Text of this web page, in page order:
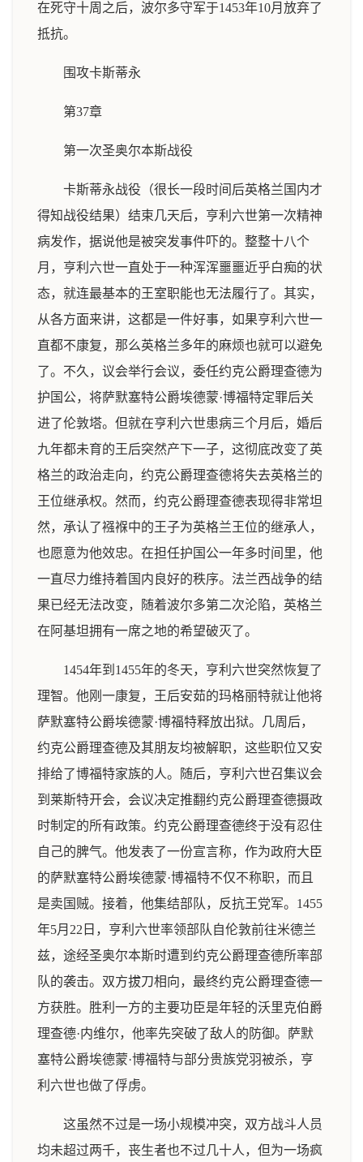
在死守十周之后，波尔多守军于1453年10月放弃了
抵抗。
围攻卡斯蒂永
第37章
第一次圣奥尔本斯战役
卡斯蒂永战役（很长一段时间后英格兰国内才
得知战役结果）结束几天后，亨利六世第一次精神
病发作，据说他是被突发事件吓的。整整十八个
月，亨利六世一直处于一种浑浑噩噩近乎白痴的状
态，就连最基本的王室职能也无法履行了。其实，
从各方面来讲，这都是一件好事，如果亨利六世一
直都不康复，那么英格兰多年的麻烦也就可以避免
了。不久，议会举行会议，委任约克公爵理查德为
护国公，将萨默塞特公爵埃德蒙·博福特定罪后关
进了伦敦塔。但就在亨利六世患病三个月后，婚后
九年都未育的王后突然产下一子，这彻底改变了英
格兰的政治走向，约克公爵理查德将失去英格兰的
王位继承权。然而，约克公爵理查德表现得非常坦
然，承认了襁褓中的王子为英格兰王位的继承人，
也愿意为他效忠。在担任护国公一年多时间里，他
一直尽力维持着国内良好的秩序。法兰西战争的结
果已经无法改变，随着波尔多第二次沦陷，英格兰
在阿基坦拥有一席之地的希望破灭了。
1454年到1455年的冬天，亨利六世突然恢复了
理智。他刚一康复，王后安茹的玛格丽特就让他将
萨默塞特公爵埃德蒙·博福特释放出狱。几周后，
约克公爵理查德及其朋友均被解职，这些职位又安
排给了博福特家族的人。随后，亨利六世召集议会
到莱斯特开会，会议决定推翻约克公爵理查德摄政
时制定的所有政策。约克公爵理查德终于没有忍住
自己的脾气。他发表了一份宣言称，作为政府大臣
的萨默塞特公爵埃德蒙·博福特不仅不称职，而且
是卖国贼。接着，他集结部队，反抗王党军。1455
年5月22日，亨利六世率领部队自伦敦前往米德兰
兹，途经圣奥尔本斯时遭到约克公爵理查德所率部
队的袭击。双方拔刀相向，最终约克公爵理查德一
方获胜。胜利一方的主要功臣是年轻的沃里克伯爵
理查德·内维尔，他率先突破了敌人的防御。萨默
塞特公爵埃德蒙·博福特与部分贵族党羽被杀，亨
利六世也做了俘虏。
这虽然不过是一场小规模冲突，双方战斗人员
均未超过两千，丧生者也不过几十人，但为一场疯